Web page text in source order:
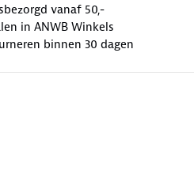
vanaf 50,-
in ANWB Winkels
binnen 30 dagen